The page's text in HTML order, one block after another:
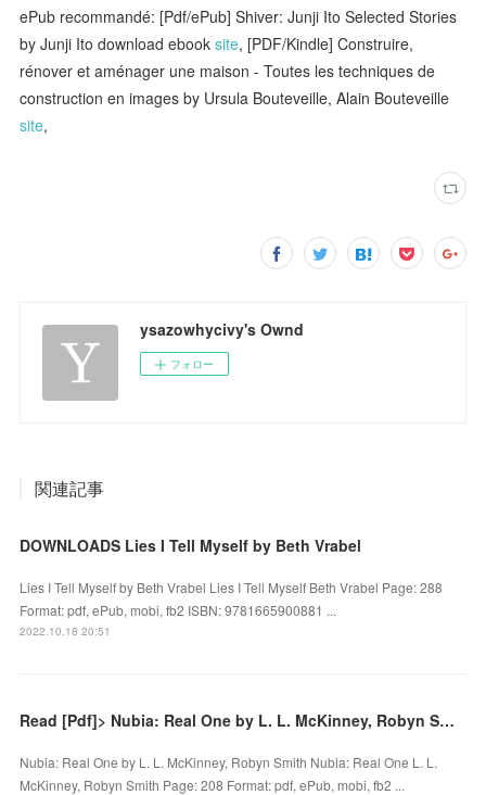
ePub recommandé: [Pdf/ePub] Shiver: Junji Ito Selected Stories
by Junji Ito download ebooksite, [PDF/Kindle] Construire,
rénover et aménager une maison - Toutes les techniques de
construction en images by Ursula Bouteveille, Alain Bouteveille
site,
ysazowhycivy's Ownd
フォロー
関連記事
DOWNLOADS Lies I Tell Myself by Beth Vrabel
Lies I Tell Myself by Beth Vrabel Lies I Tell Myself Beth Vrabel Page: 288
Format: pdf, ePub, mobi, fb2 ISBN: 9781665900881 ...
2022.10.18 20:51
Read [Pdf]> Nubia: Real One by L. L. McKinney, Robyn Smith
Nubia: Real One by L. L. McKinney, Robyn Smith Nubia: Real One L. L.
McKinney, Robyn Smith Page: 208 Format: pdf, ePub, mobi, fb2 ...